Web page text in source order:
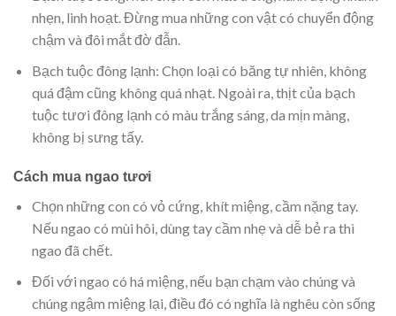
nhẹn, linh hoạt. Đừng mua những con vật có chuyển động
chậm và đôi mắt đờ đẫn.
Bạch tuộc đông lạnh: Chọn loại có băng tự nhiên, không
quá đậm cũng không quá nhạt. Ngoài ra, thịt của bạch
tuộc tươi đông lạnh có màu trắng sáng, da mịn màng,
không bị sưng tấy.
Cách mua ngao tươi
Chọn những con có vỏ cứng, khít miệng, cầm nặng tay.
Nếu ngao có mùi hôi, dùng tay cầm nhẹ và dễ bẻ ra thì
ngao đã chết.
Đối với ngao có há miệng, nếu bạn chạm vào chúng và
chúng ngậm miệng lại, điều đó có nghĩa là nghêu còn sống